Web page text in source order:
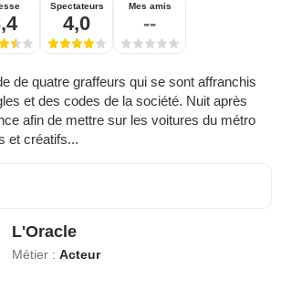
Spectateurs
4,0
Mes amis
--
de quatre graffeurs qui se sont affranchis
et des codes de la société. Nuit après
afin de mettre sur les voitures du métro
et créatifs...
L'Oracle
Métier :Acteur